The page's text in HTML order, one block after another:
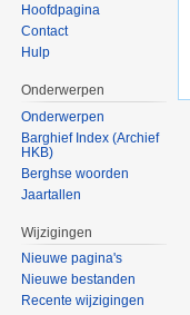
Hoofdpagina
Contact
Hulp
Onderwerpen
Onderwerpen
Barghief Index (Archief
HKB)
Berghse woorden
Jaartallen
Wijzigingen
Nieuwe pagina's
Nieuwe bestanden
Recente wijzigingen